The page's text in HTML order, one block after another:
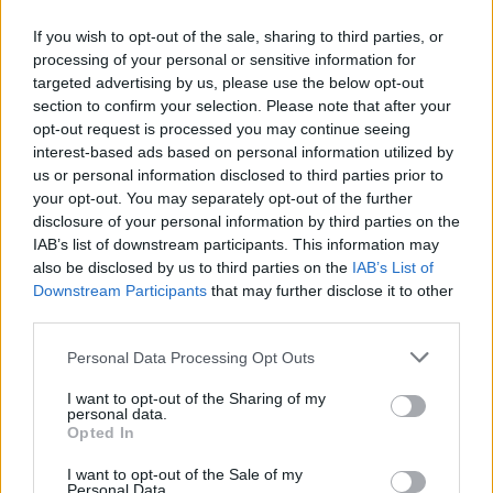
If you wish to opt-out of the sale, sharing to third parties, or
processing of your personal or sensitive information for
targeted advertising by us, please use the below opt-out
section to confirm your selection. Please note that after your
opt-out request is processed you may continue seeing
interest-based ads based on personal information utilized by
us or personal information disclosed to third parties prior to
your opt-out. You may separately opt-out of the further
disclosure of your personal information by third parties on the
IAB’s list of downstream participants. This information may
also be disclosed by us to third parties on the IAB’s List of
Downstream Participants that may further disclose it to other
Please note that this website/app uses one or more Google
not limited to your visit or usage behaviour. You may click to
grant or deny consent to Google and its third-party tags to
use your data for below specified purposes in below Google
consent section.
Personal Data Processing Opt Outs
I want to opt-out of the Sharing of my
personal data.
Opted In
I want to opt-out of the Sale of my
A jelenlegi elnök választási gyűlésén
résztvevő, brazil zászlókat lengető és
futballmezbe öltözött Bolsonaro rajongók
számára azonban Lula visszatérésének
lehetősége nem elfogadható.
Az 59 éves Vera Carvalho, egy riói tanítónő
azt mondta, reméli, hogy nem lesz puccs
[Bolsanaro veresége esetén], de ha mégis, az
szerinte a baloldal hibája lesz, amiért
megpróbáltak egy korrupt elnököt beiktatni.
„Remélem, hogy nem lesz, de
attól tartok, hogy lehet”